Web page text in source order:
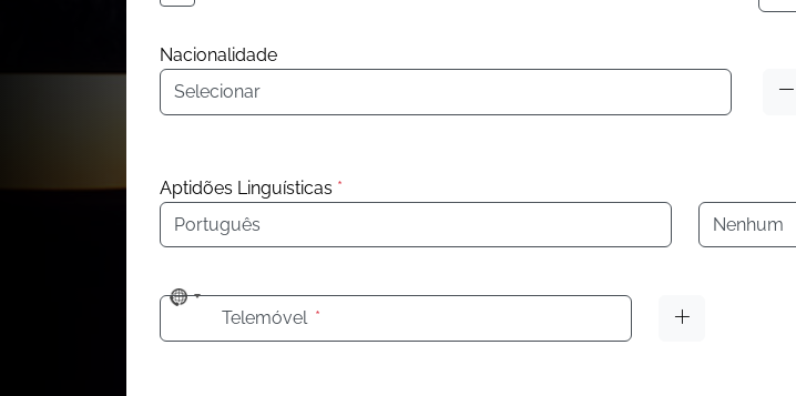
Nacionalidade
Nacionalidade
Aptidões Linguísticas *
Idioma
Idioma
No
countryTelemóvel *